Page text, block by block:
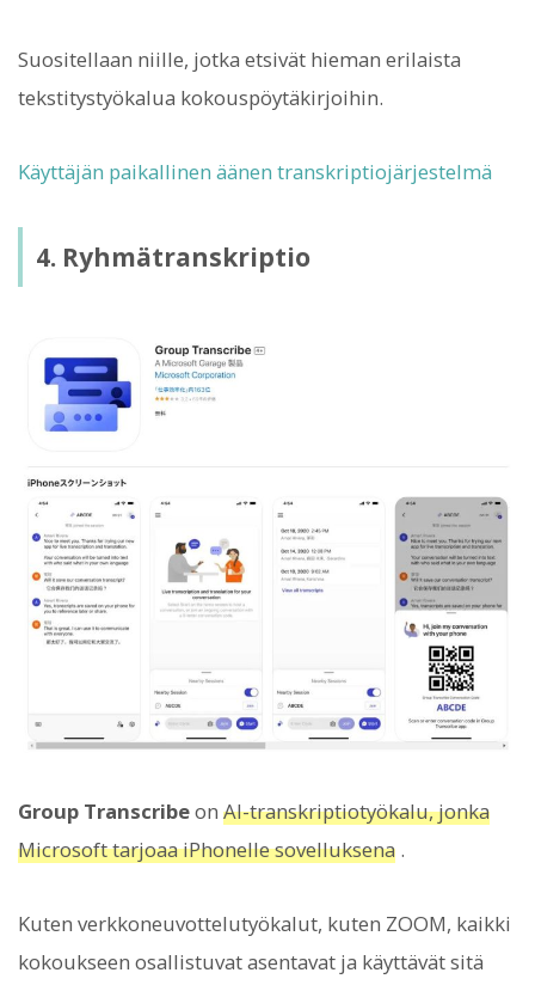
Suositellaan niille, jotka etsivät hieman erilaista
tekstitystyökalua kokouspöytäkirjoihin.
Käyttäjän paikallinen äänen transkriptiojärjestelmä
4. Ryhmätranskriptio
Group Transcribeon AI-transkriptiotyökalu, jonka
Microsoft tarjoaa iPhonelle sovelluksena .
Kuten verkkoneuvottelutyökalut, kuten ZOOM, kaikki
kokoukseen osallistuvat asentavat ja käyttävät sitä